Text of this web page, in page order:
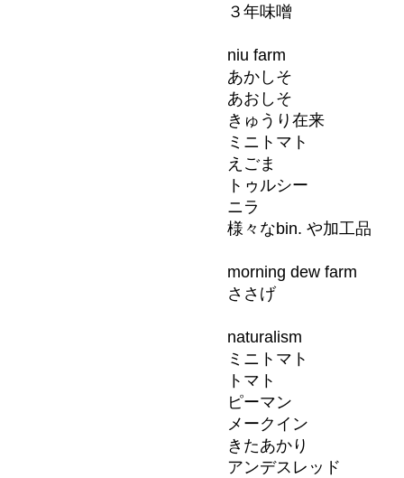
３年味噌
niu farm
あかしそ
あおしそ
きゅうり在来
ミニトマト
えごま
トゥルシー
ニラ
様々なbin. や加工品
morning dew farm
ささげ
naturalism
ミニトマト
トマト
ピーマン
メークイン
きたあかり
アンデスレッド